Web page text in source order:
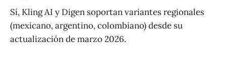
Sí, Kling AI y Digen soportan variantes regionales
(mexicano, argentino, colombiano) desde su
actualización de marzo 2026.